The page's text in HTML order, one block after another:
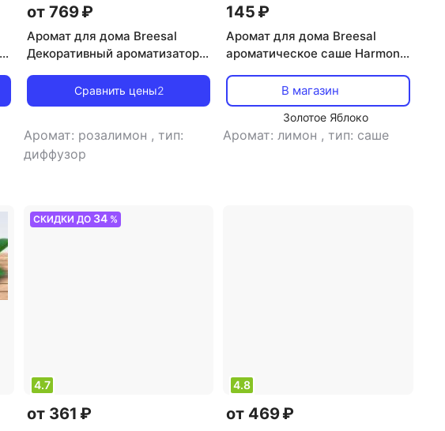
от 769 ₽
Аромат для дома Breesal
Декоративный ароматизатор
волшебстваСравнить цены2
Аромат: розалимон , тип:
диффузор
145 ₽
Аромат для дома Breesal
ароматическое саше Harmony
В магазин
Золотое Яблоко
Аромат: лимон ,тип: саше
СКИДКИ ДО 34%
4.7
от 361 ₽
4.8
от 469 ₽